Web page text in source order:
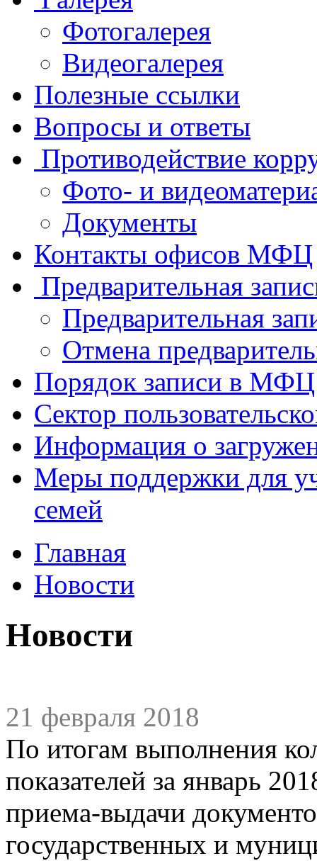
Фотогалерея
Видеогалерея
Полезные ссылки
Вопросы и ответы
Противодействие
Фото- и
Документы
Контакты офисов МФЦ
Предварительная
Предварительная
Отмена
Порядок записи в МФЦ
Сектор
Информация о
Меры поддержки для
семей
Главная
Новости
Новости
21 февраля 2018
По итогам выполнения
показателей за январь
приема-выдачи
государственных и